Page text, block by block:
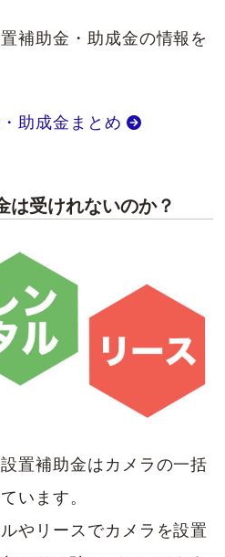
補助金・助成金の情報を
助成金まとめ
は受けれないのか？
置補助金はカメラの一括
います。
やリースでカメラを設置